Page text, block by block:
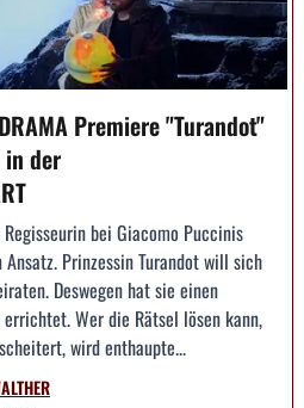
DRAMA Premiere "Turandot"
in der
bei Giacomo Puccinis
Ansatz. Prinzessin Turandot will sich
Deswegen hat sie einen
Wer die Rätsel lösen kann,
wird enthaupte...